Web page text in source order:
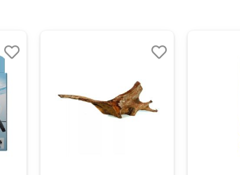
u
listu
želja